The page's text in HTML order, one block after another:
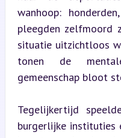
wanhoop:
pleegden zelfmoord
situatie uitzichtloos
tonen de
gemeenschap bloot
Tegelijkertijd
burgerlijke instituties